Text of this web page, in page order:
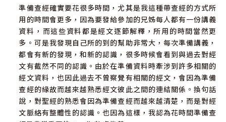
準備查經確實要花很多時間，尤其是我這種帶查經的方式所
用的時間會更多，因為要發給參加的兄姊每人都有一份講義
資料，而這些資料都是經文逐節解釋，所用的時間當然更
多。可是我發現自己所的到的幫助非常大，每次準備講義，
都會有新的發現，和新的認識，很多時候會看到與過去對經
文有截然不同的認識。由於在準備資料時牽涉到許多相關的
經文資料，也因此過去不曾察覺有相關的經文，會因為準備
查經的緣故而越來越熟悉經文彼此之間的連結關係。換句話
說，對聖經的熟悉會因為準備查經而越來越清楚，而是對經
文脈絡有整體性的認識。也因為這樣，我認為花時間準備查